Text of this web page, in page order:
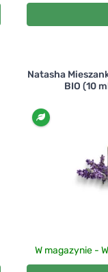
Natasha
BIO (10
W magazynie -